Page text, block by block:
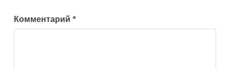
Комментарий*